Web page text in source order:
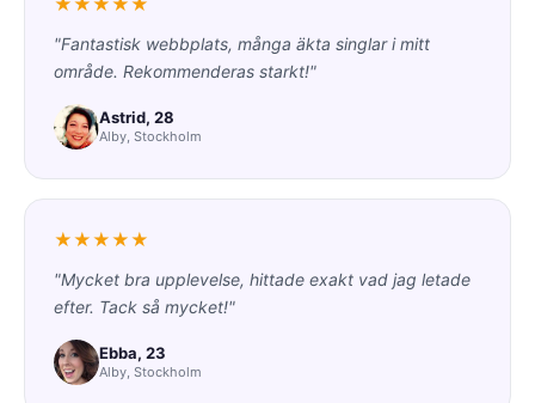
"Fantastisk webbplats, många äkta singlar i mitt
område. Rekommenderas starkt!"
Astrid, 28
Alby, Stockholm
★★★★★
"Mycket bra upplevelse, hittade exakt vad jag letade
efter. Tack så mycket!"
Ebba, 23
Alby, Stockholm